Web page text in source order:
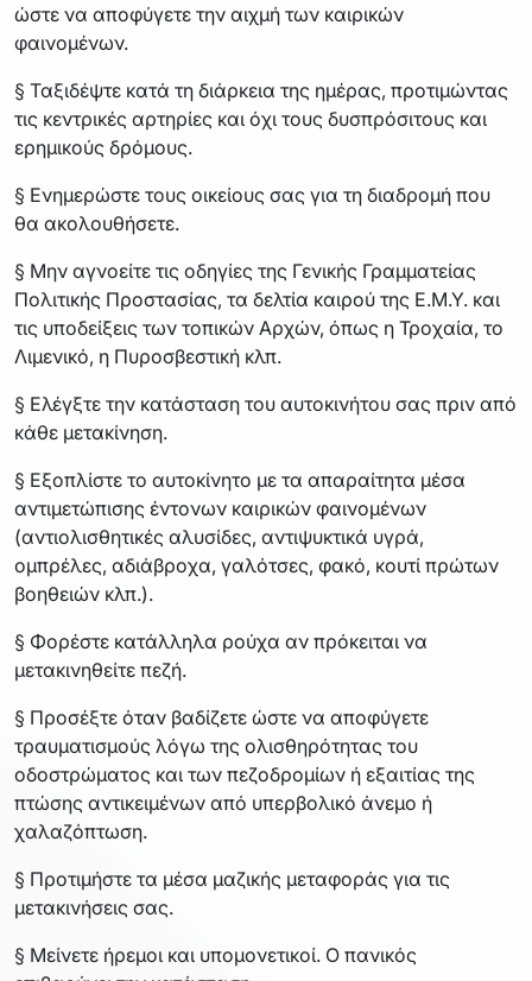
ώστε να αποφύγετε την αιχμή των καιρικών
φαινομένων.
§ Ταξιδέψτε κατά τη διάρκεια της ημέρας, προτιμώντας
τις κεντρικές αρτηρίες και όχι τους δυσπρόσιτους και
ερημικούς δρόμους.
§ Ενημερώστε τους οικείους σας για τη διαδρομή που
θα ακολουθήσετε.
§ Μην αγνοείτε τις οδηγίες της Γενικής Γραμματείας
Πολιτικής Προστασίας, τα δελτία καιρού της Ε.Μ.Υ. και
τις υποδείξεις των τοπικών Aρχών, όπως η Τροχαία, το
Λιμενικό, η Πυροσβεστική κλπ.
§ Ελέγξτε την κατάσταση του αυτοκινήτου σας πριν από
κάθε μετακίνηση.
§ Εξοπλίστε το αυτοκίνητο με τα απαραίτητα μέσα
αντιμετώπισης έντονων καιρικών φαινομένων
(αντιολισθητικές αλυσίδες, αντιψυκτικά υγρά,
ομπρέλες, αδιάβροχα, γαλότσες, φακό, κουτί πρώτων
βοηθειών κλπ.).
§ Φορέστε κατάλληλα ρούχα αν πρόκειται να
μετακινηθείτε πεζή.
§ Προσέξτε όταν βαδίζετε ώστε να αποφύγετε
τραυματισμούς λόγω της ολισθηρότητας του
οδοστρώματος και των πεζοδρομίων ή εξαιτίας της
πτώσης αντικειμένων από υπερβολικό άνεμο ή
χαλαζόπτωση.
§ Προτιμήστε τα μέσα μαζικής μεταφοράς για τις
μετακινήσεις σας.
§ Μείνετε ήρεμοι και υπομονετικοί. O πανικός